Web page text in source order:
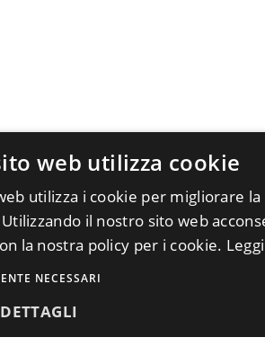
web utilizza cookie
utilizza i cookie per migliorare
il nostro sito web
la nostra policy per i cookie.
NECESSARI